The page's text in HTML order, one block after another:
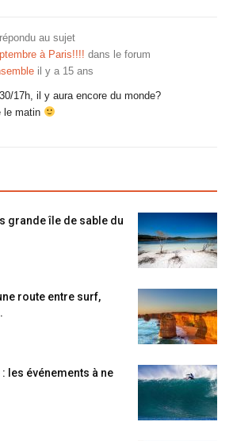
au sujet
à Paris!!!! dans le forum
il y a 15 ans
17h, il y aura encore du monde?
le matin
grande île de sable du
route entre surf,
les événements à ne